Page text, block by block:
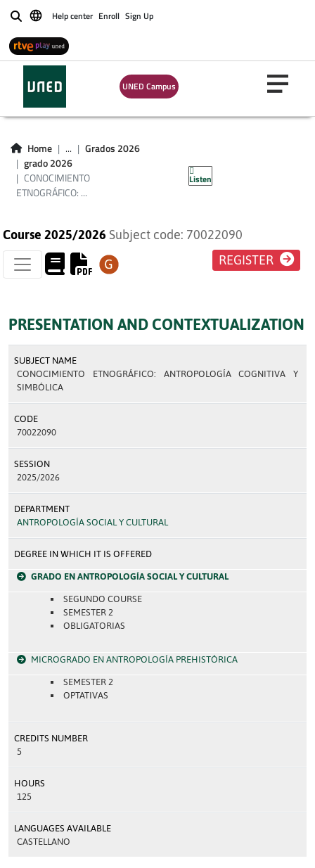
BuscarHelp center Enroll Sign Up
UNED Campus
Home ...
Grados 2026
grado 2026
CONOCIMIENTO
ETNOGRÁFICO: ...
Listen
CONOCIMIENTO
ETNOGRÁFICO:
ANTROPOLOGÍA
COGNITIVA Y
SIMBÓLICA
Course 2025/2026 Subject code: 70022090
REGISTER
PRESENTATION AND CONTEXTUALIZATION
SUBJECT NAME
CONOCIMIENTO ETNOGRÁFICO: ANTROPOLOGÍA COGNITIVA Y
SIMBÓLICA
CODE
70022090
SESSION
2025/2026
DEPARTMENT
ANTROPOLOGÍA SOCIAL Y CULTURAL
DEGREE IN WHICH IT IS OFFERED
GRADO EN ANTROPOLOGÍA SOCIAL Y CULTURAL
SEGUNDO COURSE
SEMESTER 2
OBLIGATORIAS
MICROGRADO EN ANTROPOLOGÍA PREHISTÓRICA
SEMESTER 2
OPTATIVAS
CREDITS NUMBER
5
HOURS
125
LANGUAGES AVAILABLE
CASTELLANO